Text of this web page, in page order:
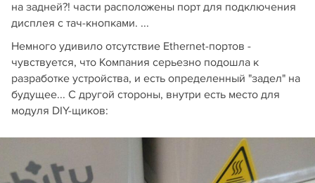
на задней?! части расположены порт для подключения
дисплея с тач-кнопками. ...
Немного удивило отсутствие Ethernet-портов -
чувствуется, что Компания серьезно подошла к
разработке устройства, и есть определенный "задел" на
будущее... С другой стороны, внутри есть место для
модуля DIY-щиков: